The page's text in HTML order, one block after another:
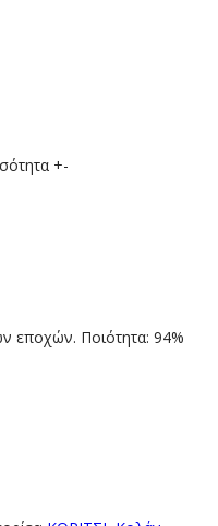
+-
εποχών. Ποιότητα: 94%